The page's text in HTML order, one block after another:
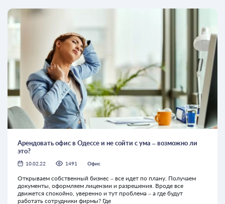
Арендовать офис в Одессе и не сойти с ума – возможно ли
это?
10.02.22 1491 Офис
Открываем собственный бизнес – все идет по плану. Получаем
документы, оформляем лицензии и разрешения. Вроде все
движется спокойно, уверенно и тут проблема – а где будут
работать сотрудники фирмы? Где